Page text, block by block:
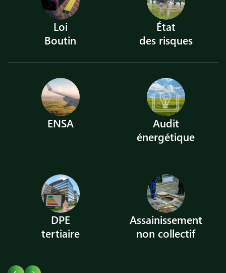
Loi
Boutin
État
des risques
ENSA
Audit
énergétique
DPE
tertiaire
Assainissement
non collectif